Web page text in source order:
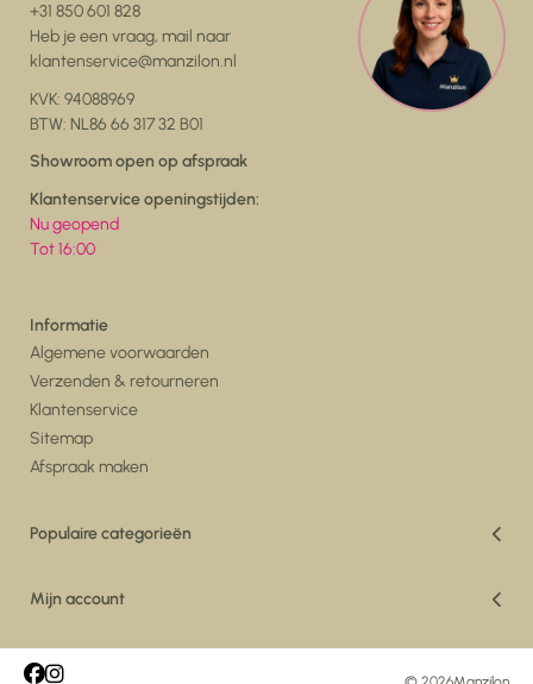
+31 850 601 828
Heb je een vraag, mail naar
klantenservice@manzilon.nl
KVK: 94088969
BTW: NL86 66 317 32 B01
Showroom open op afspraak
Klantenservice openingstijden:
Nu geopend
Tot 16:00
Informatie
Algemene voorwaarden
Verzenden & retourneren
Klantenservice
Sitemap
Afspraak maken
Populaire categorieën
Woonkamer
Vloerkleden
Maatwerk Vloerkleden
Mijn account
Mijn bestellingen